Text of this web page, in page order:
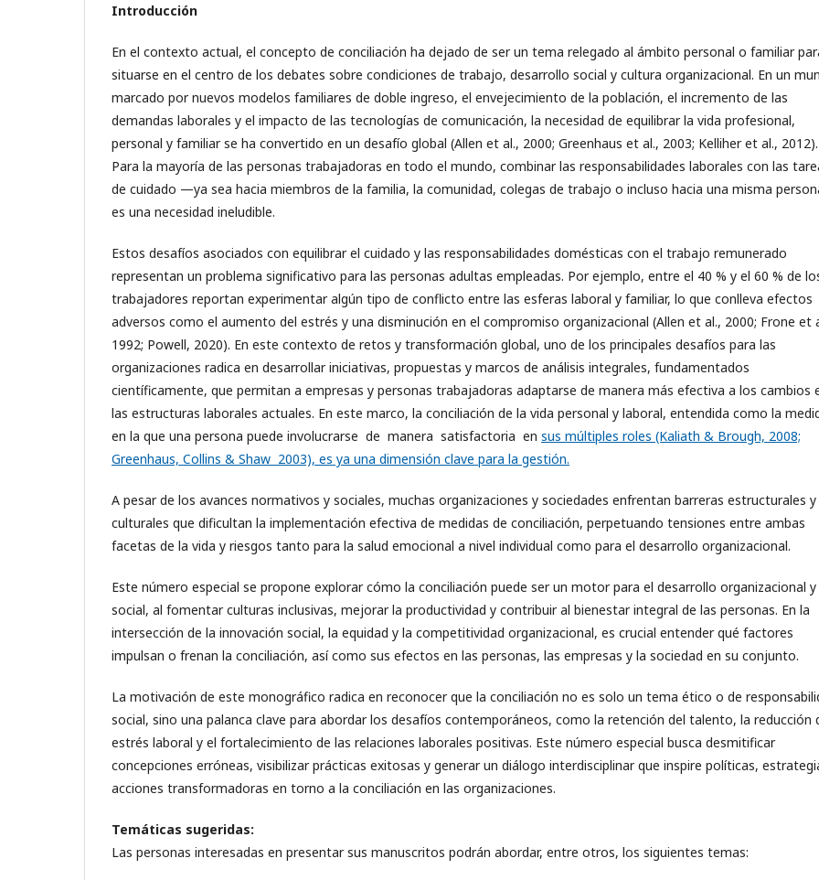
Introducción
En el contexto actual, el concepto de conciliación ha dejado de ser un tema relegado al ámbito personal o familiar
situarse en el centro de los debates sobre condiciones de trabajo, desarrollo social y cultura organizacional. En un
marcado por nuevos modelos familiares de doble ingreso, el envejecimiento de la población, el incremento de las
demandas laborales y el impacto de las tecnologías de comunicación, la necesidad de equilibrar la vida profesional,
personal y familiar se ha convertido en un desafío global (Allen et al., 2000; Greenhaus et al., 2003; Kelliher et al., 2012).
Para la mayoría de las personas trabajadoras en todo el mundo, combinar las responsabilidades laborales con las
de cuidado —ya sea hacia miembros de la familia, la comunidad, colegas de trabajo o incluso hacia una misma
es una necesidad ineludible.
Estos desafíos asociados con equilibrar el cuidado y las responsabilidades domésticas con el trabajo remunerado
representan un problema significativo para las personas adultas empleadas. Por ejemplo, entre el 40 % y el 60 % de
trabajadores reportan experimentar algún tipo de conflicto entre las esferas laboral y familiar, lo que conlleva efectos
adversos como el aumento del estrés y una disminución en el compromiso organizacional (Allen et al., 2000; Frone et
1992; Powell, 2020). En este contexto de retos y transformación global, uno de los principales desafíos para las
organizaciones radica en desarrollar iniciativas, propuestas y marcos de análisis integrales, fundamentados
científicamente, que permitan a empresas y personas trabajadoras adaptarse de manera más efectiva a los cambios
las estructuras laborales actuales. En este marco, la conciliación de la vida personal y laboral, entendida como la
en la que una persona puede involucrarse de manera satisfactoria en sus múltiples roles (Kaliath & Brough, 2008;
Greenhaus, Collins & Shaw 2003), es ya una dimensión clave para la gestión.
A pesar de los avances normativos y sociales, muchas organizaciones y sociedades enfrentan barreras estructurales y
culturales que dificultan la implementación efectiva de medidas de conciliación, perpetuando tensiones entre ambas
facetas de la vida y riesgos tanto para la salud emocional a nivel individual como para el desarrollo organizacional.
Este número especial se propone explorar cómo la conciliación puede ser un motor para el desarrollo organizacional y
social, al fomentar culturas inclusivas, mejorar la productividad y contribuir al bienestar integral de las personas. En la
intersección de la innovación social, la equidad y la competitividad organizacional, es crucial entender qué factores
impulsan o frenan la conciliación, así como sus efectos en las personas, las empresas y la sociedad en su conjunto.
La motivación de este monográfico radica en reconocer que la conciliación no es solo un tema ético o de
social, sino una palanca clave para abordar los desafíos contemporáneos, como la retención del talento, la reducción
estrés laboral y el fortalecimiento de las relaciones laborales positivas. Este número especial busca desmitificar
concepciones erróneas, visibilizar prácticas exitosas y generar un diálogo interdisciplinar que inspire políticas,
acciones transformadoras en torno a la conciliación en las organizaciones.
Temáticas sugeridas:
Las personas interesadas en presentar sus manuscritos podrán abordar, entre otros, los siguientes temas: